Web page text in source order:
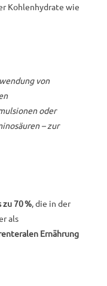
Kohlenhydrate wie
von
oder
– zur
zu 70 %, die in der
als
Ernährung